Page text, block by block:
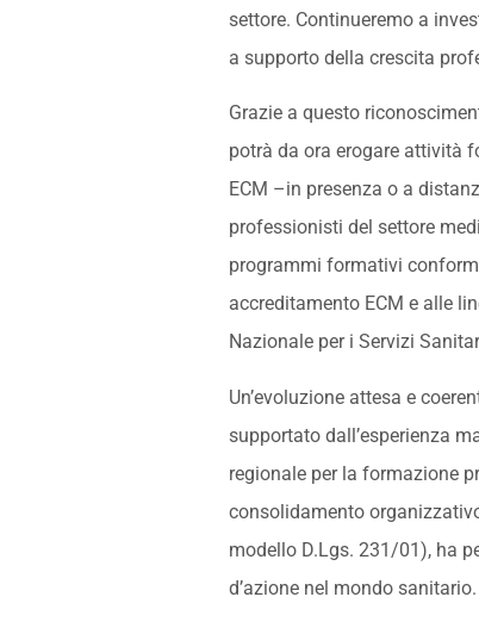
settore. Continueremo a
a supporto della crescita
Grazie a questo
potrà da ora erogare attività
ECM –in presenza o a
professionisti del settore
programmi formativi
accreditamento ECM e alle
Nazionale per i Servizi
Un’evoluzione attesa e
supportato dall’esperienza
regionale per la formazione
consolidamento
modello D.Lgs. 231/01), ha
d’azione nel mondo